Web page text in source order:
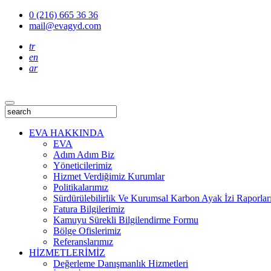
0 (216) 665 36 36
mail@evagyd.com
tr
en
ar
EVA HAKKINDA
EVA
Adım Adım Biz
Yöneticilerimiz
Hizmet Verdiğimiz Kurumlar
Politikalarımız
Sürdürülebilirlik Ve Kurumsal Karbon Ayak İzi
Fatura Bilgilerimiz
Kamuyu Sürekli Bilgilendirme Formu
Bölge Ofislerimiz
Referanslarımız
HİZMETLERİMİZ
Değerleme Danışmanlık Hizmetleri